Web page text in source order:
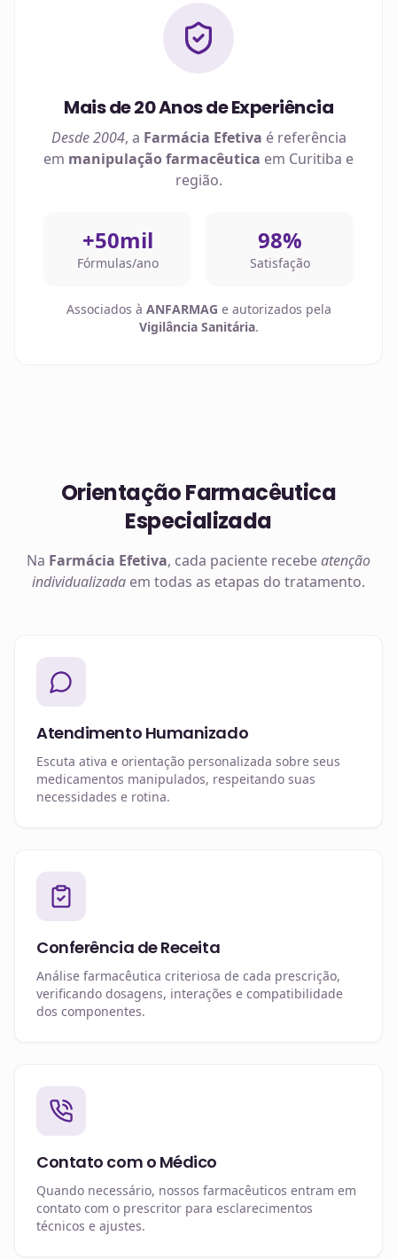
Mais de 20 Anos de Experiência
Desde 2004, a Farmácia Efetiva é referência
em manipulação farmacêutica em Curitiba e
região.
+50mil
Fórmulas/ano
98%
Satisfação
Associados à ANFARMAG e autorizados pela
Vigilância Sanitária.
Orientação Farmacêutica
Especializada
Na Farmácia Efetiva, cada paciente recebeatenção
individualizada em todas as etapas do tratamento.
Atendimento Humanizado
Escuta ativa e orientação personalizada sobre seus
medicamentos manipulados, respeitando suas
necessidades e rotina.
Conferência de Receita
Análise farmacêutica criteriosa de cada prescrição,
verificando dosagens, interações e compatibilidade
dos componentes.
Contato com o Médico
Quando necessário, nossos farmacêuticos entram em
contato com o prescritor para esclarecimentos
técnicos e ajustes.